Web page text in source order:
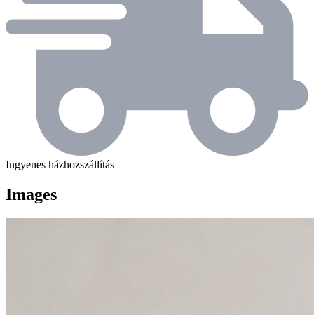
Ingyenes házhozszállítás
Images